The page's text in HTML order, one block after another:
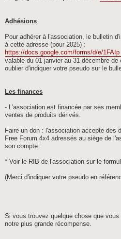
Adhésions
Pour adhérer à l'association, le bulletin
à cette adresse (pour 2025) :
https://docs.google.com/forms/d/e/
valable du 01 janvier au 31 décembre de
oublier d'indiquer votre pseudo sur le
Les finances
- L'association est financée par ses
ventes de produits dérivés.
Faire un don : l'association accepte des
Free Forum 4x4 adressés au siège de
son compte :
* Voir le RIB de l'association sur le
(Merci d'indiquer votre pseudo en
Si vous trouvez quelque chose que
notre plus grande récompense.